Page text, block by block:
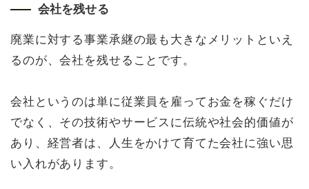
会社を残せる
廃業に対する事業承継の最も大きなメリットといえ
るのが、会社を残せることです。
会社というのは単に従業員を雇ってお金を稼ぐだけ
でなく、その技術やサービスに伝統や社会的価値が
あり、経営者は、人生をかけて育てた会社に強い思
い入れがあります。